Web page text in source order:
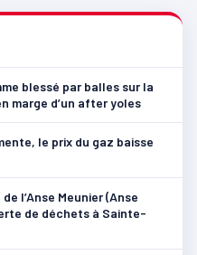
blessé par balles sur la
marge d’un after yoles
le prix du gaz baisse
l’Anse Meunier (Anse
de déchets à Sainte-